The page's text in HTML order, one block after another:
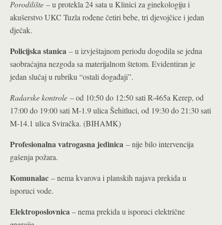
Porodilište – u protekla 24 sata u Klinici za ginekologiju i
akušerstvo UKC Tuzla rođene četiri bebe, tri djevojčice i jedan
dječak.
Policijska stanica – u izvještajnom periodu dogodila se jedna
saobraćajna nezgoda sa materijalnom štetom. Evidentiran je
jedan slučaj u rubriku “ostali događaji”.
Radarske kontrole – od 10:50 do 12:50 sati R-465a Kerep, od
17:00 do 19:00 sati M-1.9 ulica Šehitluci, od 19:30 do 21:30 sati
M-14.1 ulica Sviračka. (BIHAMK)
Profesionalna vatrogasna jedinica – nije bilo intervencija
gašenja požara.
Komunalac – nema kvarova i planskih najava prekida u
isporuci vode.
Elektroposlovnica– nema prekida u isporuci električne